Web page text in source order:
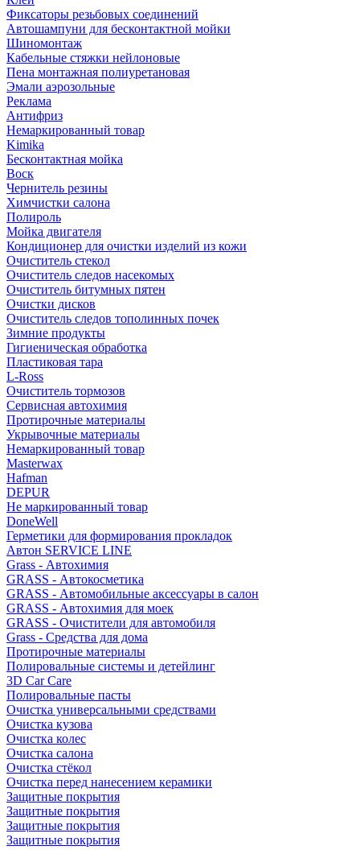
Фиксаторы резьбовых соединений
Автошампуни для бесконтактной мойки
Шиномонтаж
Кабельные стяжки нейлоновые
Пена монтажная полиуретановая
Эмали аэрозольные
Реклама
Антифриз
Немаркированный товар
Kimika
Бесконтактная мойка
Воск
Чернитель резины
Химчистки салона
Полироль
Мойка двигателя
Кондиционер для очистки изделий из кожи
Очиститель стекол
Очиститель следов насекомых
Очиститель битумных пятен
Очистки дисков
Очиститель следов тополинных почек
Зимние продукты
Гигиеническая обработка
Пластиковая тара
L-Ross
Очиститель тормозов
Сервисная автохимия
Протирочные материалы
Укрывочные материалы
Немаркированный товар
Masterwax
Hafman
DEPUR
Не маркированный товар
DoneWell
Герметики для формирования прокладок
Автон SERVICE LINE
Grass - Автохимия
GRASS - Автокосметика
GRASS - Автомобильные аксессуары в салон
GRASS - Автохимия для моек
GRASS - Очистители для автомобиля
Grass - Средства для дома
Протирочные материалы
Полировальные системы и детейлинг
3D Car Care
Полировальные пасты
Очистка универсальными средствами
Очистка кузова
Очистка колес
Очистка салона
Очистка стёкол
Очистка перед нанесением керамики
Защитные покрытия
Защитные покрытия
Защитные покрытия
Защитные покрытия